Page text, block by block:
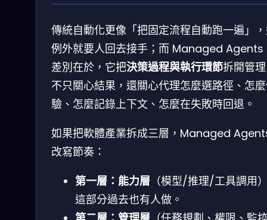
傳統自動化更像「把固定流程自動跑一遍」
例外就要人回去接手；而 Managed Agents
差別在於，它把決策過程與執行環節拆開管
不只關心結果，還關心代理怎麼選路徑、怎
驗、怎麼記錄上下文、怎麼在失敗時回退。
如果把軟體產業拆成三層，Managed
改寫節奏：
第一層：能力層 （模型/推理/工具調用
這部分過去也有人做。